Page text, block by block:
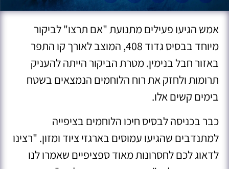
אמש הגיעו פעילים מתנועת "אם תרצו" לביקור
מיוחד בבסיס גדוד 408, המוצב לאורך קו התפר
באזור חבל בנימין. מטרת הביקור הייתה להעניק
תרומות ולחזק את רוח הלוחמים הנמצאים בשטח
בימים קשים אלו.
כבר בכניסה לבסיס חיכו הלוחמים בציפייה
למתנדבים שהגיעו עמוסים בארגזי ציוד ומזון. "רצינו
לדאוג לכם לחסרונות מאוד ספציפיים שאמרו לנו